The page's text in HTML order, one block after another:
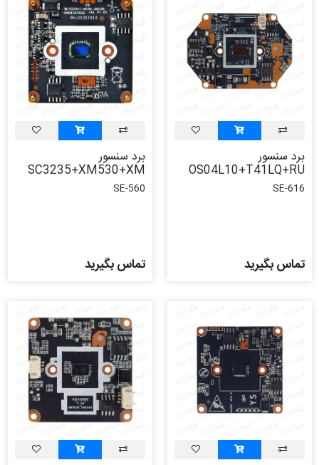
برد سنسور
OS04L10+T41LQ+RU
SE-616
تماس بگیرید
برد سنسور
SC3235+XM530+XM
SE-560
تماس بگیرید